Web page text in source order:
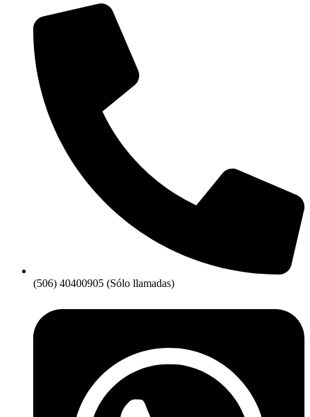
(506) 40400905 (Sólo llamadas)